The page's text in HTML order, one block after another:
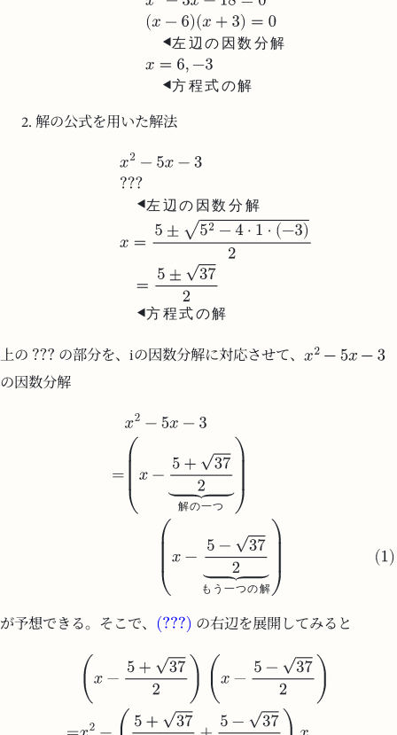
左 辺 の 因数 分解
方程式の解
解の公式を用いた解法
左 辺 の 因数 分 解
方程式の解
上の
の部分を、iの因数分解に対応させて、
の因数分解
解の一つ
も う 一つの解
が予想できる。そこで、 の右辺を展開してみると